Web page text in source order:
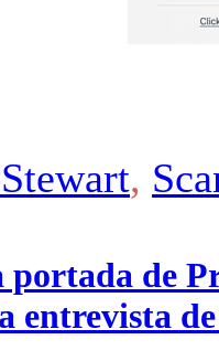
,
portada de
entrevista